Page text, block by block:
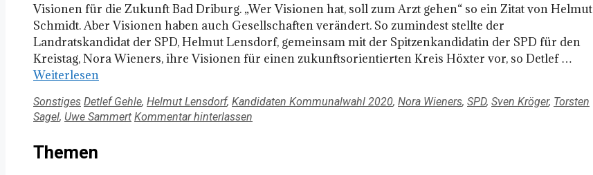
Visionen für die Zukunft Bad Driburg. „Wer Visionen hat, soll zum Arzt gehen“ so ein Zitat von Helmut
Schmidt. Aber Visionen haben auch Gesellschaften verändert. So zumindest stellte der
Landratskandidat der SPD, Helmut Lensdorf, gemeinsam mit der Spitzenkandidatin der SPD für den
Kreistag, Nora Wieners, ihre Visionen für einen zukunftsorientierten Kreis Höxter vor, so Detlef …
Weiterlesen
Kategorien
Sonstiges Schlagwörter
Detlef Gehle, Helmut Lensdorf, Kandidaten Kommunalwahl 2020, Nora Wieners, SPD, Sven Kröger, Torsten
Sagel, Uwe Sammert Kommentar hinterlassen
Themen